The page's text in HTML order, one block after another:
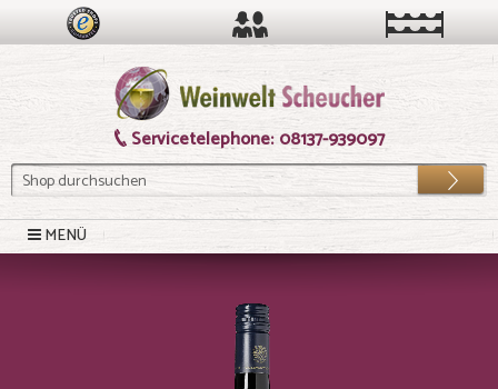
Servicetelephone: 08137-939097
Los
MENÜ